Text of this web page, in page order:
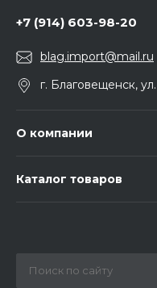
+7 (914) 603-98-20
blag.import@mail.ru
г. Благовещенск,
О компании
Каталог товаров